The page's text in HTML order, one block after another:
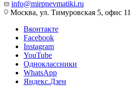
info@mirpnevmatiki.ru
Москва, ул. Тимуровская 5, офис 11
Вконтакте
Facebook
Instagram
YouTube
Одноклассники
WhatsApp
Яндекс.Дзен